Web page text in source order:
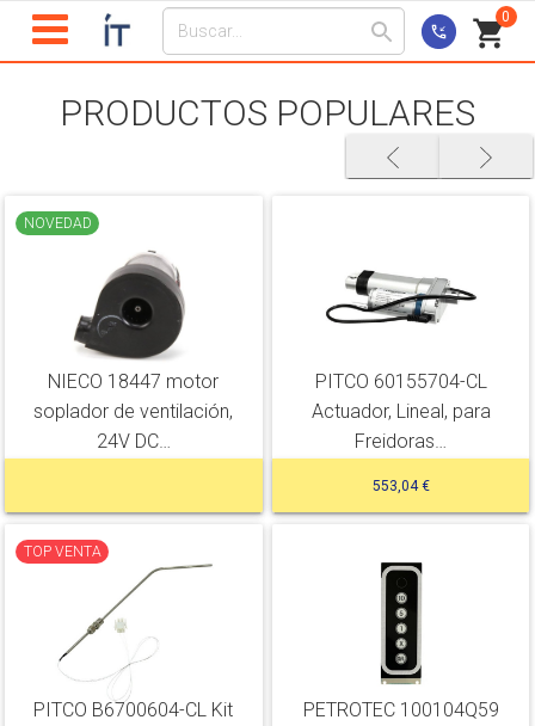
0
PRODUCTOS POPULARES
NOVEDAD
NIECO 18447 motor
soplador de ventilación,
24V DC…
PITCO 60155704-CL
Actuador, Lineal, para
Freidoras…
553,04 €
TOP VENTA
PITCO B6700604-CL Kit
PETROTEC 100104Q59